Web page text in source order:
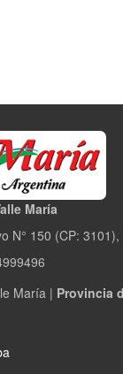
María
N° 150 (CP:
María | Provincia